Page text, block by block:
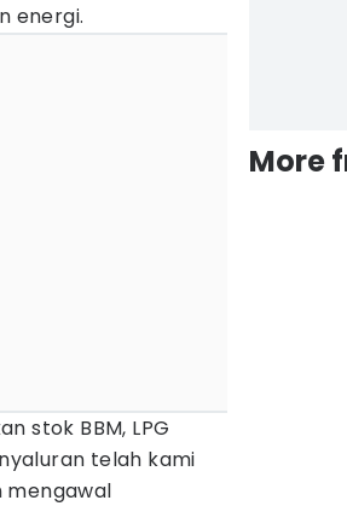
energi.
stok BBM, LPG
telah kami
mengawal
More